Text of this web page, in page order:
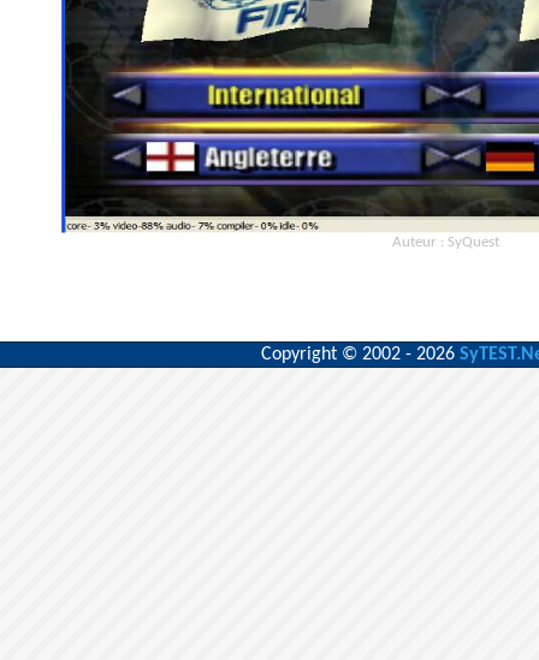
Auteur : SyQuest
Copyright © 2002 - 2026